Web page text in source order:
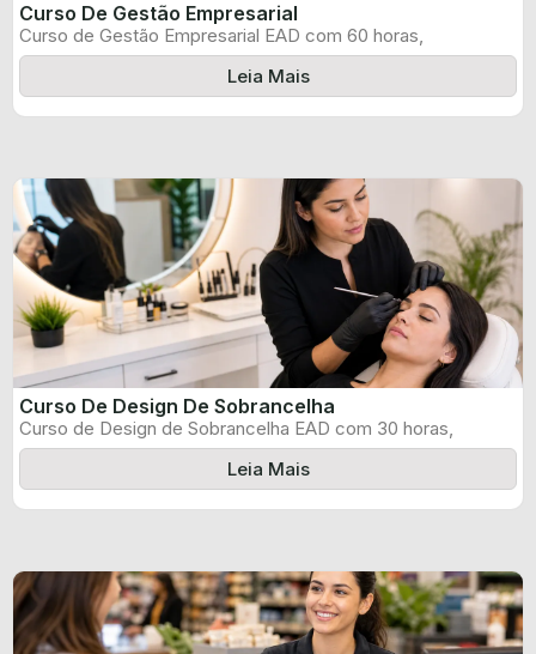
Curso De Gestão Empresarial
Curso de Gestão Empresarial EAD com 60 horas,
certificado informado pelo produtor e ...
Leia Mais
Curso De Design De Sobrancelha
Curso de Design de Sobrancelha EAD com 30 horas,
certificado informado pelo produtor ...
Leia Mais